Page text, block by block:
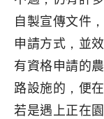
自製宣傳文件
申請方式，並
有資格申請的
路設施的，便
若是遇上正在